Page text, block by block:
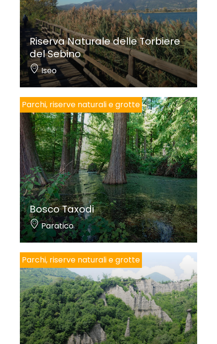
Riserva Naturale delle Torbiere
del Sebino
Iseo
Parchi, riserve naturali e grotte
Bosco Taxodi
Paratico
Parchi, riserve naturali e grotte